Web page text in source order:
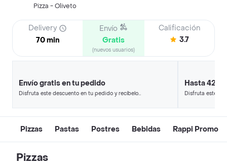
Pizza - Oliveto
Delivery
70 min
Envío
Gratis
(nuevos usuarios)
Calificación
3.7
Envío gratis en tu pedido
Disfruta este descuento en tu pedido y recíbelo
Hasta 42%
Disfruta este
Pizzas Pastas Postres Bebidas Rappi Promo
Pizzas